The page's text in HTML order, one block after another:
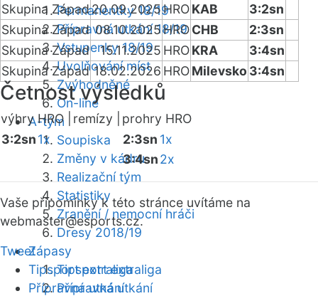
Permanentky 18/19
Přípravná utkání 18/19
Vstupenky 18/19
Uvolňování míst
Zvýhodněné
On-line
A-tým
Soupiska
Změny v kádru
Realizační tým
Statistiky
Zranění / nemocní hráči
Dresy 2018/19
Zápasy
Tipsport extraliga
Přípravná utkání
Skupina Západ20.09.2025HROKAB
3:2sn
Skupina Západ 08.10.2025HROCHB
2:3sn
Skupina Západ
15.11.2025 HROKRA
3:4sn
Skupina Západ 18.02.2026 HROMilevsko 3:4sn
Četnost výsledků
výhry HRO | remízy |
prohry HRO
3:2sn1x 2:3sn 1x
3:4sn2x
Vaše připomínky k této stránce uvítáme na
webmaster@esports.cz.
Tweet
Tipsport extraliga
Přípravná utkání